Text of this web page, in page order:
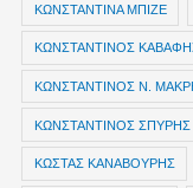
ΚΩΝΣΤΑΝΤΙΝΑ ΜΠΙΖΕ
ΚΩΝΣΤΑΝΤΙΝΟΣ
ΚΩΝΣΤΑΝΤΙΝΟΣ Ν.
ΚΩΝΣΤΑΝΤΙΝΟΣ ΣΠΥΡΗΣ
ΚΩΣΤΑΣ ΚΑΝΑΒΟΥΡΗΣ